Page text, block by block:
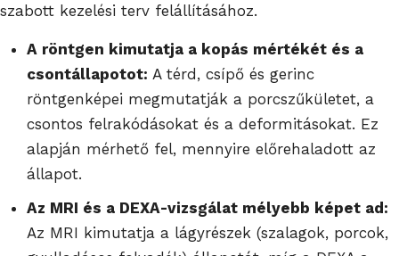
szabott kezelési terv felállításához.
A röntgen kimutatja a kopás mértékét és a
csontállapotot: A térd, csípő és gerinc
röntgenképei megmutatják a porcszűkületet, a
csontos felrakódásokat és a deformitásokat. Ez
alapján mérhető fel, mennyire előrehaladott az
állapot.
Az MRI és a DEXA-vizsgálat mélyebb képet ad:
Az MRI kimutatja a lágyrészek (szalagok, porcok,